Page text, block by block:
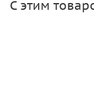
С этим